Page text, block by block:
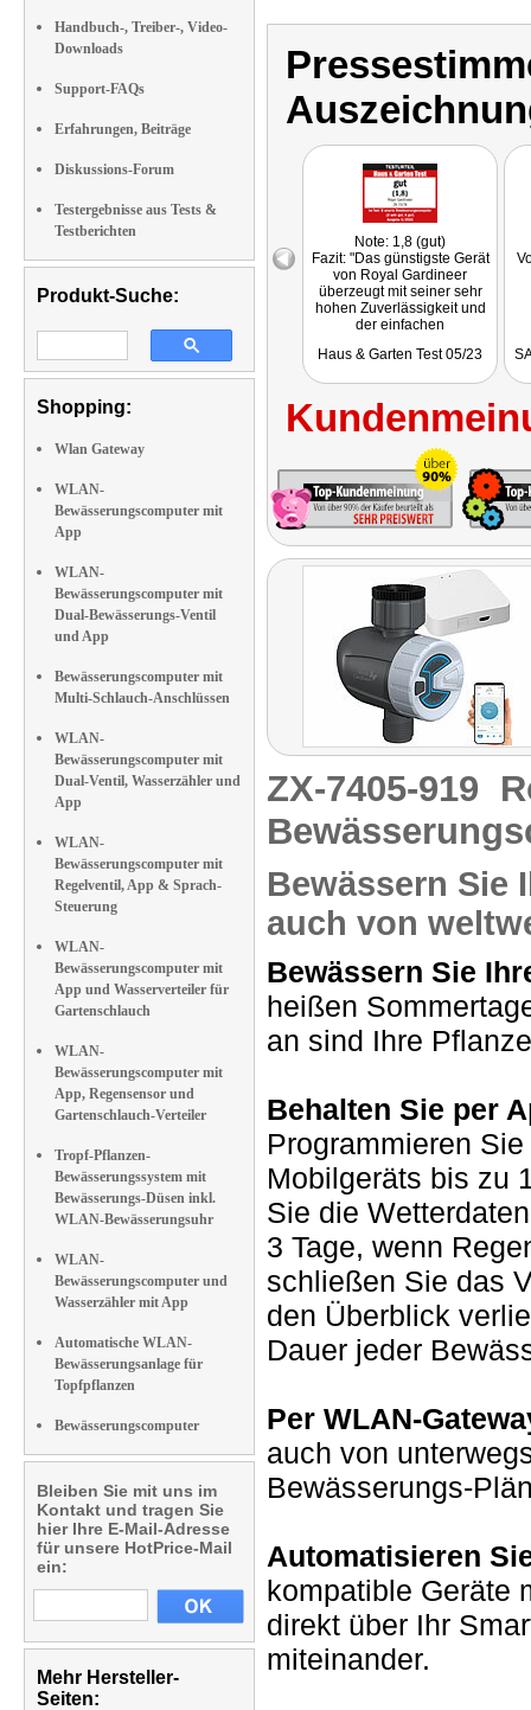
Handbuch-, Treiber-, Video-
Downloads
Support-FAQs
Erfahrungen, Beiträge
Diskussions-Forum
Testergebnisse aus Tests &
Testberichten
Produkt-Suche:
Shopping:
Wlan Gateway
WLAN-
Bewässerungscomputer mit
App
WLAN-
Bewässerungscomputer mit
Dual-Bewässerungs-Ventil
und App
Bewässerungscomputer mit
Multi-Schlauch-Anschlüssen
WLAN-
Bewässerungscomputer mit
Dual-Ventil, Wasserzähler und
App
WLAN-
Bewässerungscomputer mit
Regelventil, App & Sprach-
Steuerung
WLAN-
Bewässerungscomputer mit
App und Wasserverteiler für
Gartenschlauch
WLAN-
Bewässerungscomputer mit
App, Regensensor und
Gartenschlauch-Verteiler
Tropf-Pflanzen-
Bewässerungssystem mit
Bewässerungs-Düsen inkl.
WLAN-Bewässerungsuhr
WLAN-
Bewässerungscomputer und
Wasserzähler mit App
Automatische WLAN-
Bewässerungsanlage für
Topfpflanzen
Bewässerungscomputer
Bleiben Sie mit uns im
Kontakt und tragen Sie
hier Ihre E-Mail-Adresse
für unsere HotPrice-Mail
ein:
Mehr Hersteller-
Seiten:
Note: 1,8 (gut)
Fazit: "Das günstigste Gerät
von Royal Gardineer
überzeugt mit seiner sehr
hohen Zuverlässigkeit und
der einfachen
Elesion-App."
Haus & Garten Test 05/23
ZX-7405-919
Bewässern Sie
auch von
Bewässern Sie
heißen
an sind Ihre
Behalten Sie per
Programmieren
Mobilgeräts bis zu
Sie die
3 Tage, wenn
schließen Sie das
den Überblick
Dauer jeder
Per WLAN-
auch von
Bewässerungs-
Automatisieren
kompatible Geräte
direkt über Ihr
miteinander.